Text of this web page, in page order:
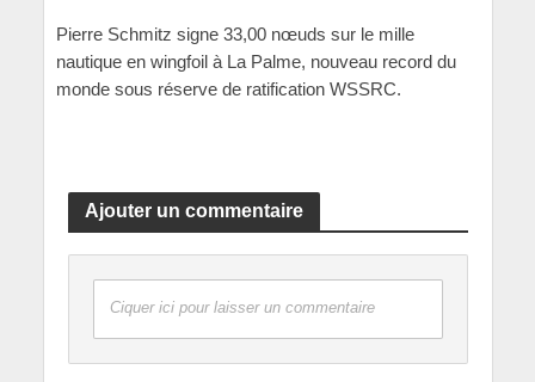
Pierre Schmitz signe 33,00 nœuds sur le mille
nautique en wingfoil à La Palme, nouveau record du
monde sous réserve de ratification WSSRC.
Ajouter un commentaire
Ciquer ici pour laisser un commentaire